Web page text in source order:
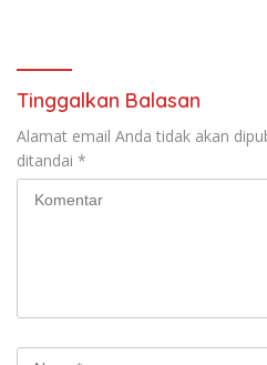
Tinggalkan Balasan
Alamat email Anda tidak akan
ditandai *